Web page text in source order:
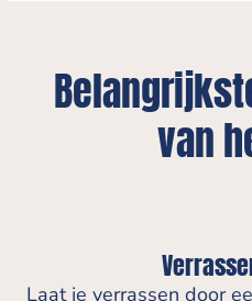
van
Laat je verrassen door